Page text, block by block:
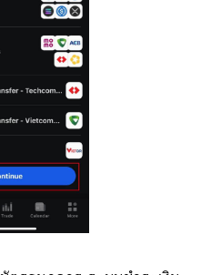
คุณคิดว่าเหมาะสมและ
สนอตัวเลือกมากมายให้กับผู้